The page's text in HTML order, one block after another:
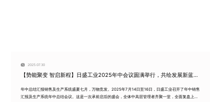
2025.07.30
【势能聚变 智启新程】日盛工业2025年中会议圆满举行，共绘发展新蓝
年中总结汇报销售及生产系统盛夏七月，万物竞发。2025年7月14日至16日，日盛工业召开了年中销售
汇报及生产系统年中总结会议。这是一次承前启后的盛会，全体中高层管理者齐聚一堂，全面复盘上半